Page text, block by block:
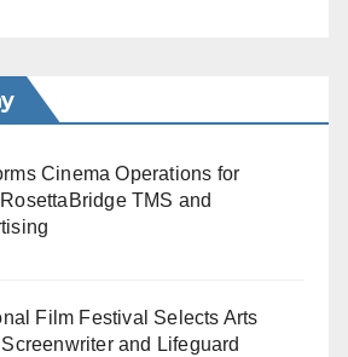
Cinema Operations for
TMS and
Film Festival Selects Arts
and Lifeguard